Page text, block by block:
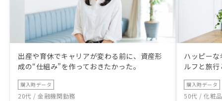
場面を用意し
出産や育休でキャリアが変わる前に、資産形
成の“仕組み”を作っておきたかった。
購入時データ
20代 / 金融機関勤務
ハッピー
ルフと旅
購入時データ
50代 / 化粧